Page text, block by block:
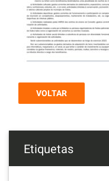
VOLTAR
Etiquetas